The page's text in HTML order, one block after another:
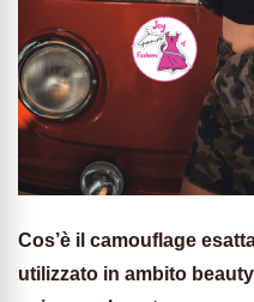
Cos’è il camouflage
utilizzato in ambito